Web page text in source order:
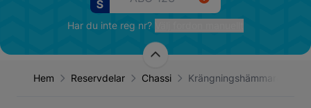
Har du inte reg nr?
Hem Reservdelar Chassi Krängningshämmare